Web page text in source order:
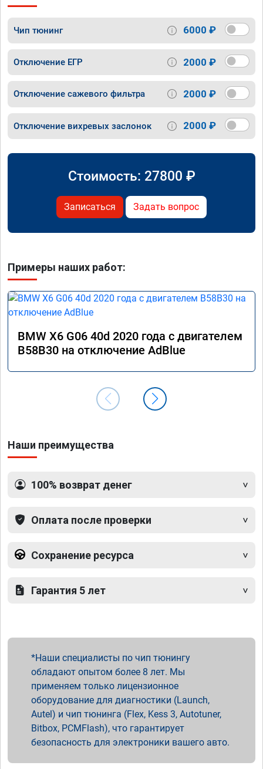
Чип тюнинг 6000 ₽
Отключение ЕГР 2000 ₽
Отключение сажевого фильтра 2000 ₽
Отключение вихревых заслонок 2000 ₽
Стоимость: 27800 ₽
Записаться Задать вопрос
Примеры наших работ:
BMW X6 G06 40d 2020 года с двигателем
B58B30 на отключение AdBlue
Наши преимущества
100% возврат денег
Оплата после проверки
Сохранение ресурса
Гарантия 5 лет
Наши специалисты по чип тюнингу
обладают опытом более 8 лет. Мы
применяем только лицензионное
оборудование для диагностики (Launch,
Autel) и чип тюнинга (Flex, Kess 3, Autotuner,
Bitbox, PCMFlash), что гарантирует
безопасность для электроники вашего авто.